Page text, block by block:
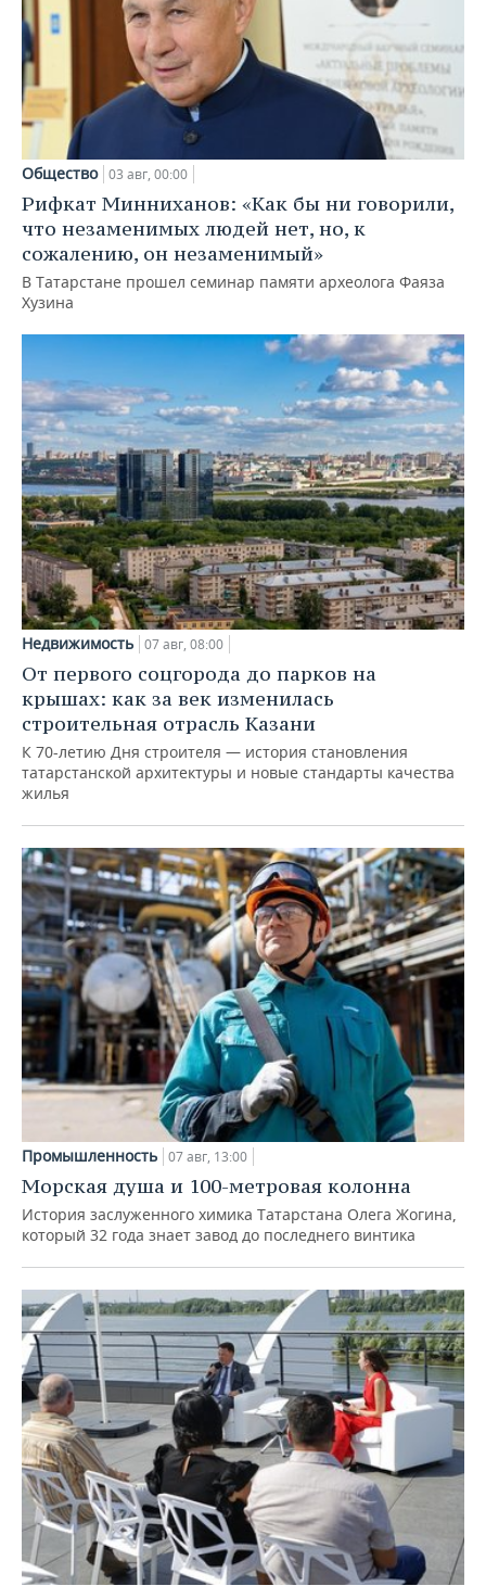
Общество 03 авг, 00:00
Рифкат Минниханов: «Как бы ни говорили,
что незаменимых людей нет, но, к
сожалению, он незаменимый»
В Татарстане прошел семинар памяти археолога Фаяза
Хузина
Недвижимость 07 авг, 08:00
От первого соцгорода до парков на
крышах: как за век изменилась
строительная отрасль Казани
К 70-летию Дня строителя — история становления
татарстанской архитектуры и новые стандарты качества
жилья
Промышленность 07 авг, 13:00
Морская душа и 100-метровая колонна
История заслуженного химика Татарстана Олега Жогина,
который 32 года знает завод до последнего винтика